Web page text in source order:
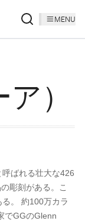
MENU
）
ばれる壮大な426
彫刻がある。こ
。 約100万カラ
でGGのGlenn